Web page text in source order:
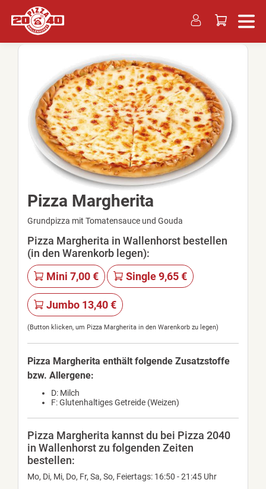
Pizza Margherita
Grundpizza mit Tomatensauce und Gouda
Pizza Margherita in Wallenhorst bestellen
(in den Warenkorb legen):
Mini 7,00 €
Single 9,65 €
Jumbo 13,40 €
(Button klicken, um Pizza Margherita in den Warenkorb zu legen)
Pizza Margherita enthält folgende Zusatzstoffe
bzw. Allergene:
D: Milch
F: Glutenhaltiges Getreide (Weizen)
Pizza Margherita kannst du bei Pizza 2040
in Wallenhorst zu folgenden Zeiten
bestellen:
Mo, Di, Mi, Do, Fr, Sa, So, Feiertags: 16:50 - 21:45 Uhr